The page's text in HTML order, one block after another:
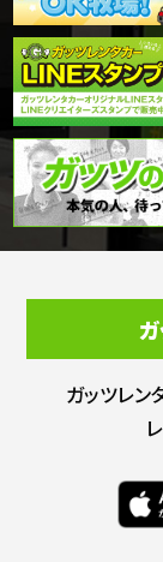
ガッツレン